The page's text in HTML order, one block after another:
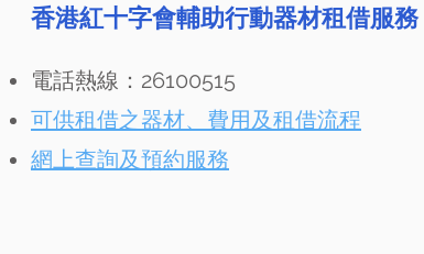
香港紅十字會輔助行動器材租借服務
電話熱線：26100515
可供租借之器材、費用及租借流程
網上查詢及預約服務